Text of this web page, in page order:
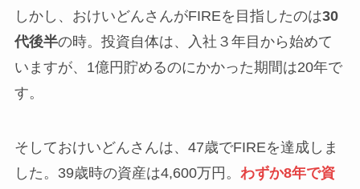
しかし、おけいどんさんがFIREを目指したのは30
代後半の時。投資自体は、入社３年目から始めて
いますが、1億円貯めるのにかかった期間は20年で
す。
そしておけいどんさんは、47歳でFIREを達成しま
した。39歳時の資産は4,600万円。 わずか8年で資